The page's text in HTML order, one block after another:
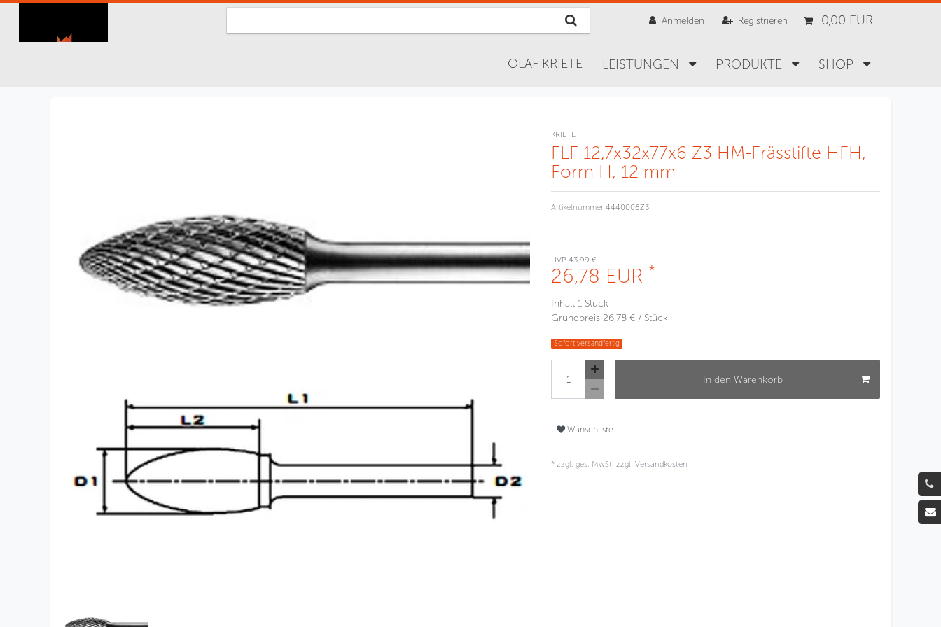
Anmelden Registrieren 0,00 EUR
OLAF KRIETE LEISTUNGEN PRODUKTE SHOP
KRIETE
FLF 12,7x32x77x6 Z3 HM-Frässtifte HFH,
Form H, 12 mm
Artikelnummer 4440006Z3
UVP 43,99 €
26,78 EUR *
Inhalt 1 Stück
Grundpreis 26,78 € / Stück
Sofort versandfertig
In den Warenkorb
Wunschliste
* zzgl. ges. MwSt. zzgl. Versandkosten